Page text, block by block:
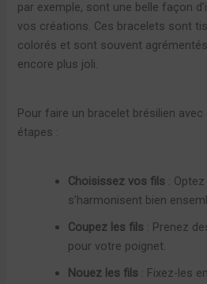
par exemple, sont une belle façon
vos créations. Ces bracelets sont
colorés et sont souvent
encore plus joli.
Pour faire un bracelet brésilien
étapes :
Choisissez vos fils :
s’harmonisent bien
Coupez les fils : Prenez
pour votre poignet.
Nouez les fils : Fixez-les